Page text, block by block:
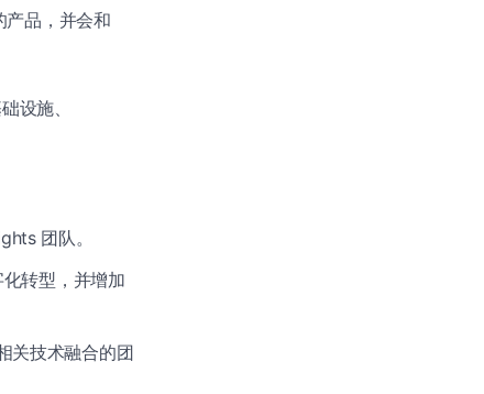
品，并会和
设施、
团队。
转型，并增加
关技术融合的团